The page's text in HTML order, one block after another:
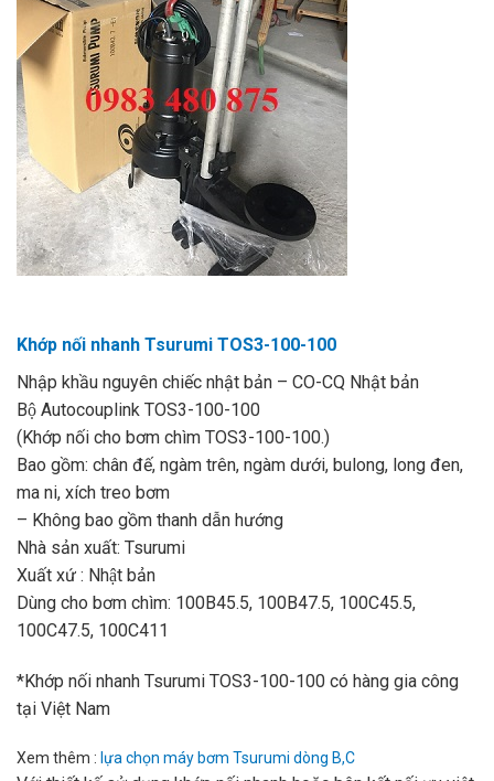
Khớp nối nhanh Tsurumi TOS3-100-100
Nhập khầu nguyên chiếc nhật bản – CO-CQ Nhật bản
Bộ Autocouplink TOS3-100-100
(Khớp nối cho bơm chìm TOS3-100-100.)
Bao gồm: chân đế, ngàm trên, ngàm dưới, bulong, long đen,
ma ni, xích treo bơm
– Không bao gồm thanh dẫn hướng
Nhà sản xuất: Tsurumi
Xuất xứ : Nhật bản
Dùng cho bơm chìm: 100B45.5, 100B47.5, 100C45.5,
100C47.5, 100C411
*Khớp nối nhanh Tsurumi TOS3-100-100 có hàng gia công
tại Việt Nam
Xem thêm : lựa chọn máy bơm Tsurumi dòng B,C